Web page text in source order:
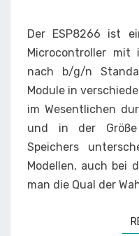
Der ESP8266 ist
Microcontroller mit
nach b/g/n
Module in
im Wesentlichen
und in der
Speichers
Modellen, auch bei
man die Qual der